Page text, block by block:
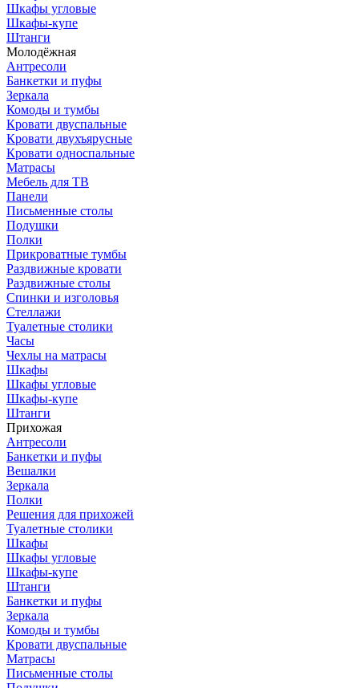
Шкафы угловые
Шкафы-купе
Штанги
Молодёжная
Антресоли
Банкетки и пуфы
Зеркала
Комоды и тумбы
Кровати двуспальные
Кровати двухъярусные
Кровати односпальные
Матрасы
Мебель для ТВ
Панели
Письменные столы
Подушки
Полки
Прикроватные тумбы
Раздвижные кровати
Раздвижные столы
Спинки и изголовья
Стеллажи
Туалетные столики
Часы
Чехлы на матрасы
Шкафы
Шкафы угловые
Шкафы-купе
Штанги
Прихожая
Антресоли
Банкетки и пуфы
Вешалки
Зеркала
Полки
Решения для прихожей
Туалетные столики
Шкафы
Шкафы угловые
Шкафы-купе
Штанги
Банкетки и пуфы
Зеркала
Комоды и тумбы
Кровати двуспальные
Матрасы
Письменные столы